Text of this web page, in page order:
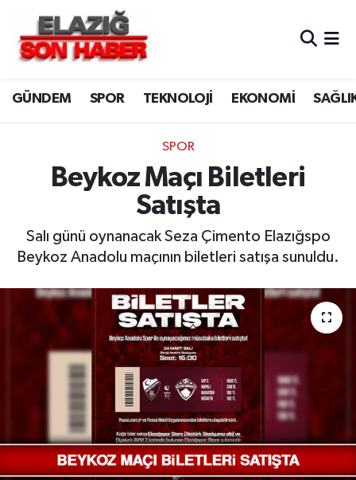
GÜNDEM SPOR TEKNOLOJİ EKONOMİ
SPOR
Beykoz Maçı Biletleri
Satışta
Salı günü oynanacak Seza Çimento Elazığspo
Beykoz Anadolu maçının biletleri satışa sunuldu.
CANLI YAYIN
ASAYİŞ
BİLİM VE TEKNOLOJİ
DÜNYA
EKONOMİ
ELAZIĞ
GENEL
GÜNDEM
HABERDE İNSAN
KÜLTÜR-SANAT
Merkez Hava Durumu
Merkez Trafik Yoğunluk Haritası
Süper Lig Puan Durumu ve Fikstür
Tüm Manşetler
Haber Arşivi